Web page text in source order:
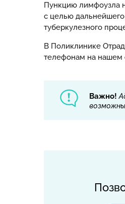
Пункцию лимфоузла
с целью дальнейшего
туберкулезного
В Поликлинике
телефонам на нашем
Важно!